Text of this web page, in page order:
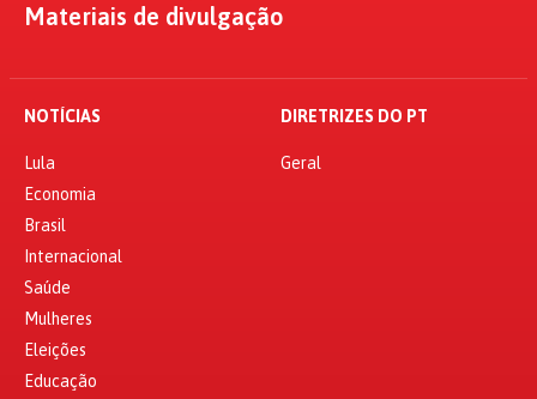
Materiais de divulgação
NOTÍCIAS
Lula
Economia
Brasil
Internacional
Saúde
Mulheres
Eleições
Educação
DIRETRIZES DO PT
Geral